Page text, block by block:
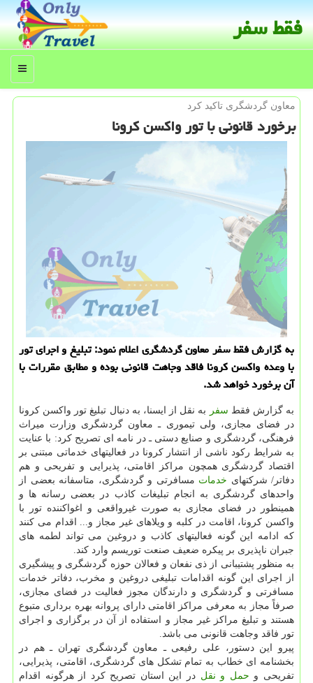
فقط سفر
منو
معاون گردشگری تاكید كرد
برخورد قانونی با تور واكسن كرونا
به گزارش فقط سفر معاون گردشگری اعلام نمود: تبلیغ و اجرای تور
با وعده واکسن کرونا فاقد وجاهت قانونی بوده و مطابق مقررات با
آن برخورد خواهد شد.
به گزارش فقط سفر
به نقل از ایسنا، به دنبال تبلیغ تور واکسن کرونا
در فضای مجازی، ولی تیموری ـ معاون گردشگری وزارت میراث
فرهنگی، گردشگری و صنایع دستی ـ در نامه ای تصریح کرد: با عنایت
به شرایط رکود ناشی از انتشار کرونا در فعالیتهای خدماتی مبتنی بر
اقتصاد گردشگری همچون مراکز اقامتی، پذیرایی و تفریحی و هم
دفاتر/ شرکتهای خدمات مسافرتی و گردشگری، متاسفانه بعضی از
واحدهای گردشگری به انجام تبلیغات کاذب در بعضی رسانه ها و
همینطور در فضای مجازی به صورت غیرواقعی و اغواکننده تور با
واکسن کرونا، اقامت در کلبه و ویلاهای غیر مجاز و... اقدام می کنند
که ادامه این گونه فعالیتهای کاذب و دروغین می تواند لطمه های
جبران ناپذیری بر پیکره ضعیف صنعت توریسم وارد کند.
به منظور پشتیبانی از ذی نفعان و فعالان حوزه گردشگری و پیشگیری
از اجرای این گونه اقدامات تبلیغی دروغین و مخرب، دفاتر خدمات
مسافرتی و گردشگری و دارندگان مجوز فعالیت در فضای مجازی،
صرفاً مجاز به معرفی مراکز اقامتی دارای پروانه بهره برداری متبوع
هستند و تبلیغ مراکز غیر مجاز و استفاده از آن در برگزاری و اجرای
تور فاقد وجاهت قانونی می باشد.
پیرو این دستور، علی رفیعی ـ معاون گردشگری تهران ـ هم در
بخشنامه ای خطاب به تمام تشکل های گردشگری، اقامتی، پذیرایی،
تفریحی و حمل و نقل در این استان تصریح کرد از هرگونه اقدام